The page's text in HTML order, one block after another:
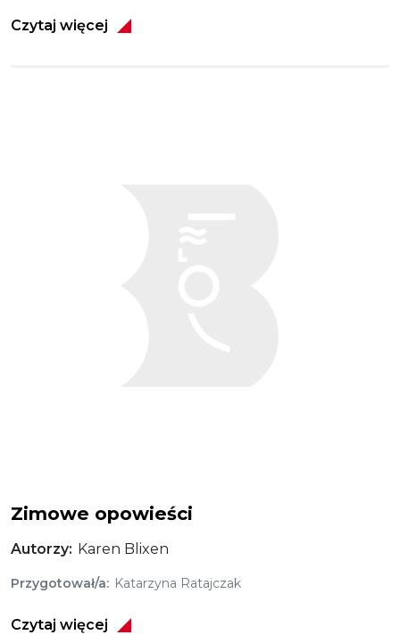
Czytaj więcej
Zimowe opowieści
Autorzy Karen Blixen
Przygotował/a Katarzyna Ratajczak
Czytaj więcej